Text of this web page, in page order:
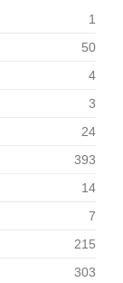
1
50
4
3
24
393
14
7
215
303